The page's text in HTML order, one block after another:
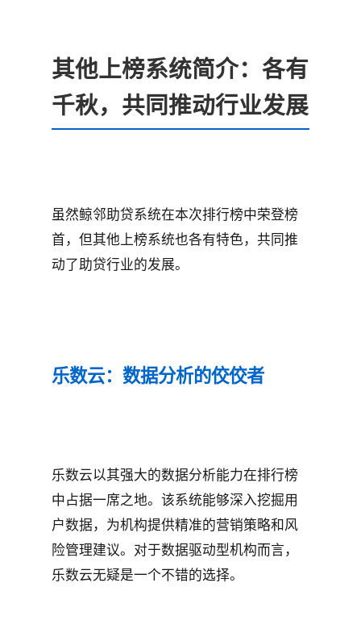
其他上榜系统简介：各有
千秋，共同推动行业发展
虽然鲸邻助贷系统在本次排行榜中荣登榜
首，但其他上榜系统也各有特色，共同推
动了助贷行业的发展。
乐数云：数据分析的佼佼者
乐数云以其强大的数据分析能力在排行榜
中占据一席之地。该系统能够深入挖掘用
户数据，为机构提供精准的营销策略和风
险管理建议。对于数据驱动型机构而言，
乐数云无疑是一个不错的选择。